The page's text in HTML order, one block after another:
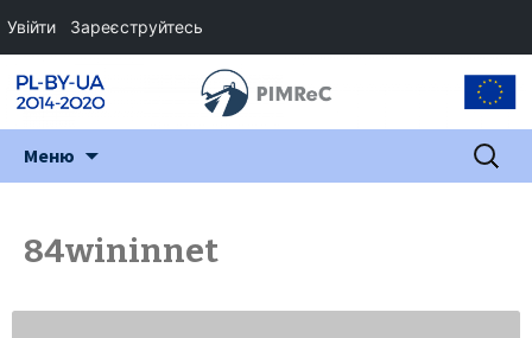
Меню Пошук:
84wininnet
Увійти Зареєструйтесь